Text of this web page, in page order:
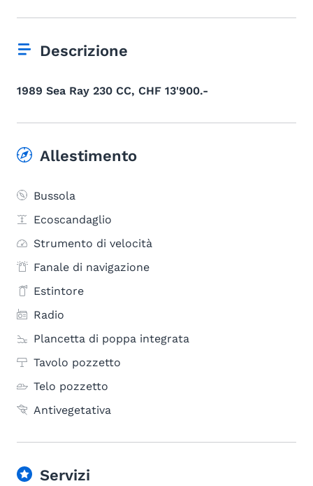
Descrizione
1989 Sea Ray 230 CC, CHF 13'900.-
Allestimento
Bussola
Ecoscandaglio
Strumento di velocità
Fanale di navigazione
Estintore
Radio
Plancetta di poppa integrata
Tavolo pozzetto
Telo pozzetto
Antivegetativa
Servizi